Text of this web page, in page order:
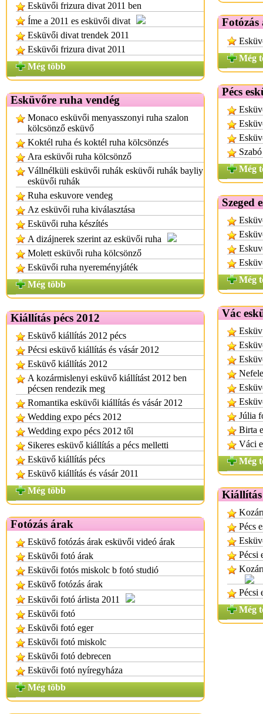
Esküvői frizura divat 2011 ben
Íme a 2011 es esküvői divat
Esküvői divat trendek 2011
Esküvői frizura divat 2011
Még több
Esküvőre ruha vendég
Monaco esküvői menyasszonyi ruha szalon
kölcsönző esküvő
Koktél ruha és koktél ruha kölcsönzés
Ara esküvői ruha kölcsönző
Vállnélküli esküvői ruhák esküvői ruhák bayliy
esküvői ruhák
Ruha eskuvore vendeg
Az esküvői ruha kiválasztása
Esküvői ruha készítés
A dizájnerek szerint az esküvői ruha
Molett esküvői ruha kölcsönző
Esküvői ruha nyereményjáték
Még több
Kiállítás pécs 2012
Esküvő kiállítás 2012 pécs
Pécsi esküvő kiállítás és vásár 2012
Esküvő kiállítás 2012
A kozármislenyi esküvő kiállítást 2012 ben
pécsen rendezik meg
Romantika esküvői kiállítás és vásár 2012
Wedding expo pécs 2012
Wedding expo pécs 2012 től
Sikeres esküvő kiállítás a pécs melletti
Esküvő kiállítás pécs
Esküvő kiállítás és vásár 2011
Még több
Fotózás árak
Esküvő fotózás árak esküvői videó árak
Esküvői fotó árak
Esküvői fotós miskolc b fotó studió
Esküvő fotózás árak
Esküvői fotó árlista 2011
Esküvői fotó
Esküvői fotó eger
Esküvői fotó miskolc
Esküvői fotó debrecen
Esküvői fotó nyíregyháza
Még több
Fotózás
Még
Pécs
Még
Szeged
Még
Vác
Júlia
Birta
Váci
Még
Kiállítás
Pécs
Pécsi
Pécsi
Még